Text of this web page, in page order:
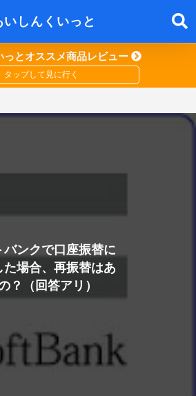
いしんくいっと
っとオススメ商品レビュー
バンクで口座振替に
た場合、再振替はあ
？（回答アリ）